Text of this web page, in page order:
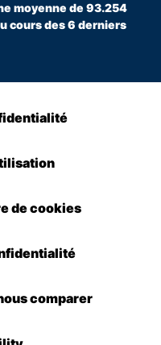
moyenne de 93.254
cours des 6 derniers
de cookies
comparer